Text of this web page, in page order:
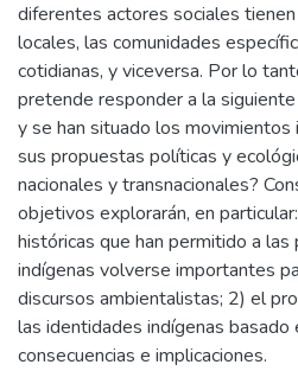
diferentes actores sociales
locales, las comunidades
cotidianas, y viceversa. Por lo
pretende responder a la
y se han situado los movimientos
sus propuestas políticas y
nacionales y transnacionales?
objetivos explorarán, en
históricas que han permitido a
indígenas volverse importantes
discursos ambientalistas; 2) el
las identidades indígenas basado
consecuencias e implicaciones.